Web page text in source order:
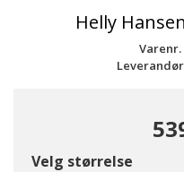
Helly
Varenr.
Velg størrelse